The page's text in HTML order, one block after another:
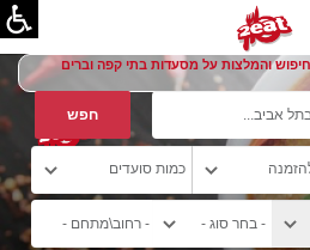
והמלצות על מסעדות בתי קפה וברים